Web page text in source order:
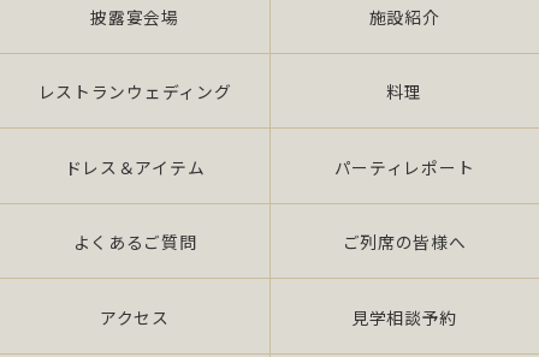
人情報保護マネジメントシステムの要求事項」に準
拠したマネジメン トシステムを遵守し、厳正な管理
の下で行います。
2.個人情報の適切な取扱い
当社は、個人情報の取扱いに関し、JIS Q 15001：
2006 の要求事項、法令「個人情報保護法（平成 17
年 4 月施行）（以下、「法」 という。）」及び社団
法人全日本冠婚葬祭互助協会が定める指針、その他
の規範を遵守いたします。
披露宴会場 施設紹介
レストランウェディング 料理
ドレス＆アイテム パーティレポート
よくあるご質問 ご列席の皆様へ
アクセス 見学相談予約